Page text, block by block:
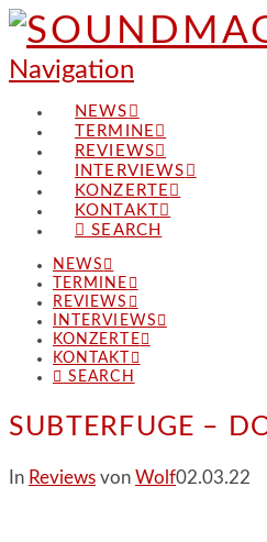
Navigation
NEWS
TERMINE
REVIEWS
INTERVIEWS
KONZERTE
KONTAKT
SEARCH
NEWS
TERMINE
REVIEWS
INTERVIEWS
KONZERTE
KONTAKT
SEARCH
SUBTERFUGE –
In Reviews von Wolf02.03.22